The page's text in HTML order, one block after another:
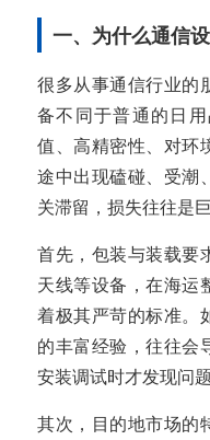
一、为什么通信
很多从事通信行业的
备不同于普通的日
值、高精密性、对环
途中出现磕碰、受潮
关滞留，损失往往是巨
首先，包装与装载要
天线等设备，在海运
着极其严苛的标准。
的丰富经验，往往会
安装调试时才发现问
其次，目的地市场的